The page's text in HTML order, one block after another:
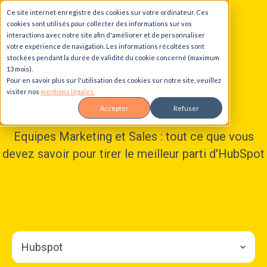
Ce site internet enregistre des cookies sur votre ordinateur. Ces
cookies sont utilisés pour collecter des informations sur vos
interactions avec notre site afin d'améliorer et de personnaliser
votre expérience de navigation. Les informations récoltées sont
stockées pendant la durée de validité du cookie concerné (maximum
13 mois).
Pour en savoir plus sur l'utilisation des cookies sur notre site, veuillez
visiter nos mentions légales.
Accepter Refuser
Aller au contenu principal
Aller à la navigation principale
Aller au pied de page
Accueil
HubSpot
Equipes Marketing et Sales : tout ce que vous
devez savoir pour tirer le meilleur parti d'HubSpot
Hubspot